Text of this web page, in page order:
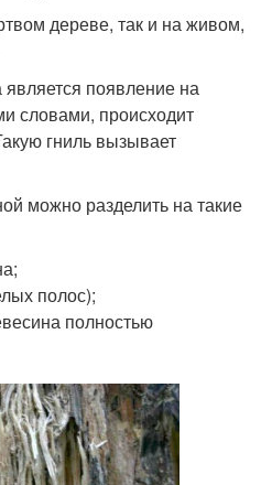
дереве, так и на живом,
появление на
словами, происходит
гниль вызывает
можно разделить на такие
полос);
полностью